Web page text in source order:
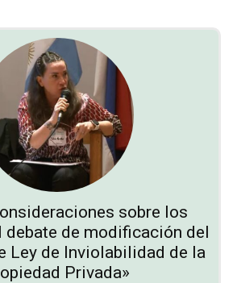
sobre los
debate de modificación del
Ley de Inviolabilidad de la
Privada»